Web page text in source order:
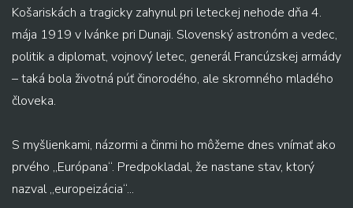
Košariskách a tragicky zahynul pri leteckej nehode dňa 4.
mája 1919 v Ivánke pri Dunaji. Slovenský astronóm a vedec,
politik a diplomat, vojnový letec, generál Francúzskej armády
– taká bola životná púť činorodého, ale skromného mladého
človeka.
S myšlienkami, názormi a činmi ho môžeme dnes vnímať ako
prvého „Európana“. Predpokladal, že nastane stav, ktorý
nazval „europeizácia“...